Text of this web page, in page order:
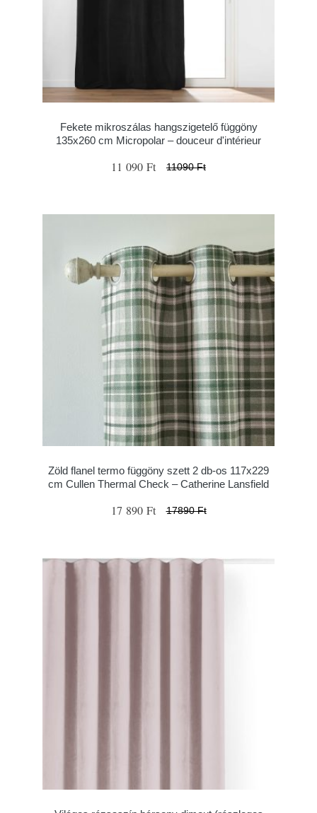
Fekete mikroszálas hangszigetelő függöny
135x260 cm Micropolar – douceur d'intérieur
11 090 Ft 11090 Ft
Zöld flanel termo függöny szett 2 db-os 117x229
cm Cullen Thermal Check – Catherine Lansfield
17 890 Ft 17890 Ft